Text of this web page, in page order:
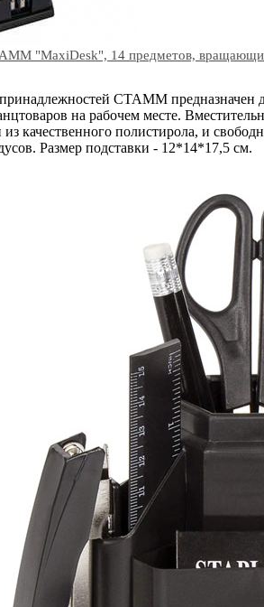
"MaxiDesk", 14 предметов,
СТАММ предназначен
на рабочем месте.
качественного полистирола, и
Размер подставки - 12*14*17,5 см.
Наличие:
в наличии
3631 тг.
− +